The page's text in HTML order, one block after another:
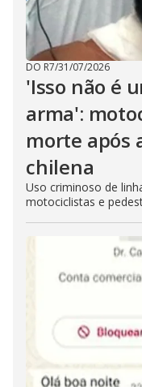
DO R7/31/07/2026
'Isso não é
arma':
morte após
chilena
Uso criminoso de
motociclistas e